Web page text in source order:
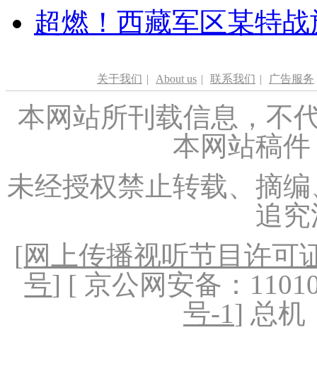
超燃！西藏军区某特
关于我们 | About us | 联系我们 | 广告服务
本网站所刊载信息，不
本网站稿
未经授权禁止转载、摘
追
[网上传播视听节目许可
号] [ 京公网安备：
号-1] 总机